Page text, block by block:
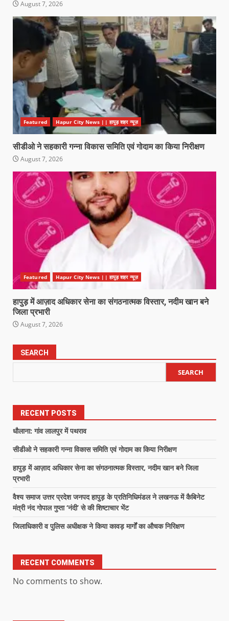
August 7, 2026
Featured Hapur City News || हापुड़ शहर न्यूज़
सीडीओ ने सहकारी गन्ना विकास समिति एवं गोदाम का किया निरीक्षण
August 7, 2026
Featured Hapur City News || हापुड़ शहर न्यूज़
हापुड़ में आज़ाद अधिकार सेना का संगठनात्मक विस्तार, नदीम खान बने
जिला प्रभारी
August 7, 2026
SEARCH
SEARCH
RECENT POSTS
धौलाना: गांव लालपुर में पथराव
सीडीओ ने सहकारी गन्ना विकास समिति एवं गोदाम का किया निरीक्षण
हापुड़ में आज़ाद अधिकार सेना का संगठनात्मक विस्तार, नदीम खान बने जिला
प्रभारी
वैश्य समाज उत्तर प्रदेश जनपद हापुड़ के प्रतिनिधिमंडल ने लखनऊ में कैबिनेट
मंत्री नंद गोपाल गुप्ता ‘नंदी’ से की शिष्टाचार भेंट
जिलाधिकारी व पुलिस अधीक्षक ने किया कावड़ मार्गों का औचक निरिक्षण
RECENT COMMENTS
No comments to show.